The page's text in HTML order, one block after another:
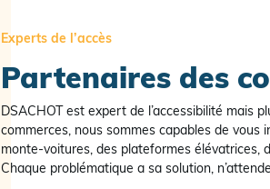
Experts de l’accès
Partenaires des
DSACHOT est expert de l’accessibilité mais
commerces, nous sommes capables de
monte-voitures, des plateformes élévatrices,
Chaque problématique a sa solution,